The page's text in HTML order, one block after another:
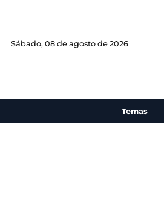
Sábado, 08 de agosto de 2026
Temas